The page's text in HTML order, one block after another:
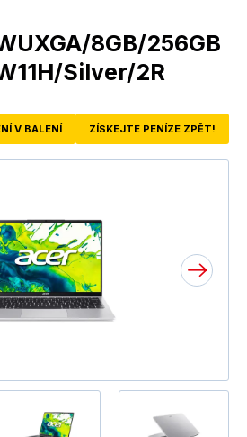
8GB/256GB
Silver/2R
V BALENÍ ZÍSKEJTE PENÍZE ZPĚT!